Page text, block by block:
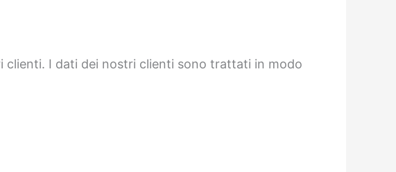
clienti. I dati dei nostri clienti sono trattati in modo